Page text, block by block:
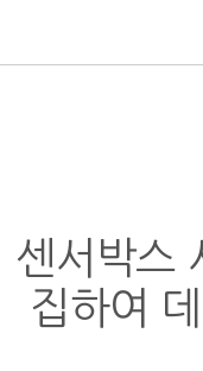
센서박스
집하여